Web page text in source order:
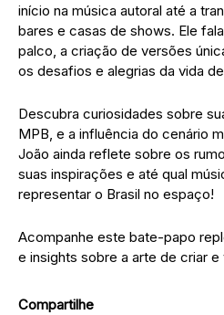
início na música autoral até a
bares e casas de shows. Ele
palco, a criação de versões
os desafios e alegrias da vida
Descubra curiosidades sobre
MPB, e a influência do cenário
João ainda reflete sobre os
suas inspirações e até qual
representar o Brasil no espaço!
Acompanhe este bate-papo
e insights sobre a arte de criar e
Compartilhe